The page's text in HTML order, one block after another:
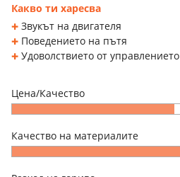
Какво ти харесва
Звукът на двигателя
Поведението на пътя
Удоволствието от управлението
Цена/Качество
Качество на материалите